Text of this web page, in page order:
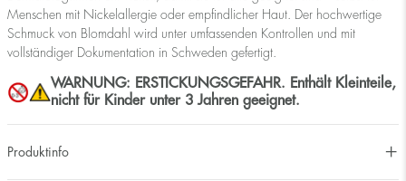
Menschen mit Nickelallergie oder empfindlicher Haut. Der hochwertige
Schmuck von Blomdahl wird unter umfassenden Kontrollen und mit
vollständiger Dokumentation in Schweden gefertigt.
WARNUNG: ERSTICKUNGSGEFAHR. Enthält Kleinteile,
nicht für Kinder unter 3 Jahren geeignet.
Produktinfo